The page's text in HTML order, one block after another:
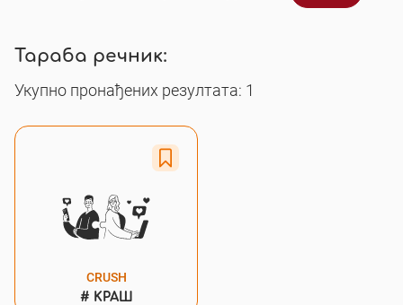
Тараба речник:
Укупно пронађених резултата: 1
CRUSH
# КРАШ